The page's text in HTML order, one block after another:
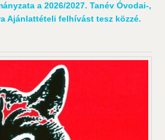
a 2026/2027. Tanév Óvodai-,
Ajánlattételi felhívást tesz közzé.